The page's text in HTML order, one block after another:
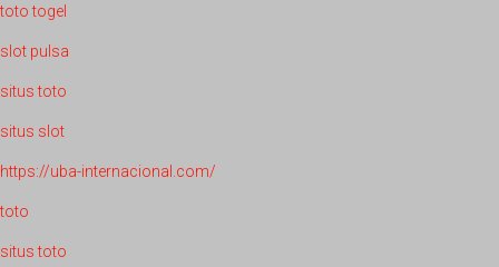
toto togel
slot pulsa
situs toto
situs slot
https://uba-internacional.com/
toto
situs toto